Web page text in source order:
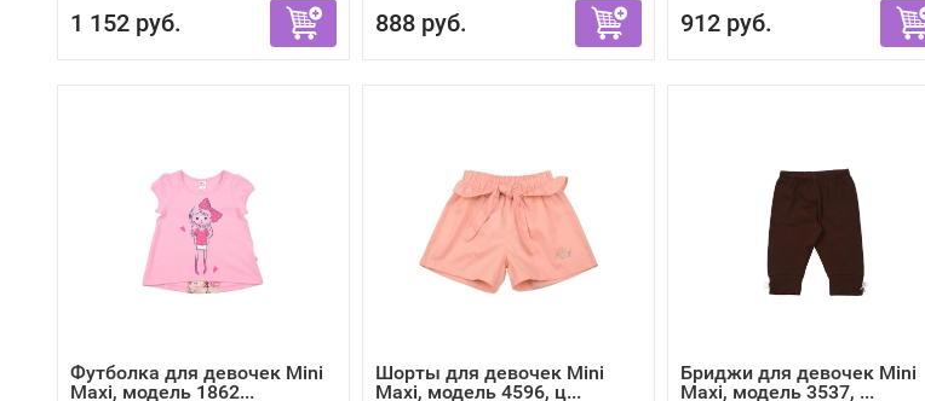
1 152 руб. 888 руб. 912 руб.
Футболка для девочек Mini
Maxi, модель 1862...
Шорты для девочек Mini
Maxi, модель 4596, ц...
Бриджи для девочек Mini
Maxi, модель 3537, ...